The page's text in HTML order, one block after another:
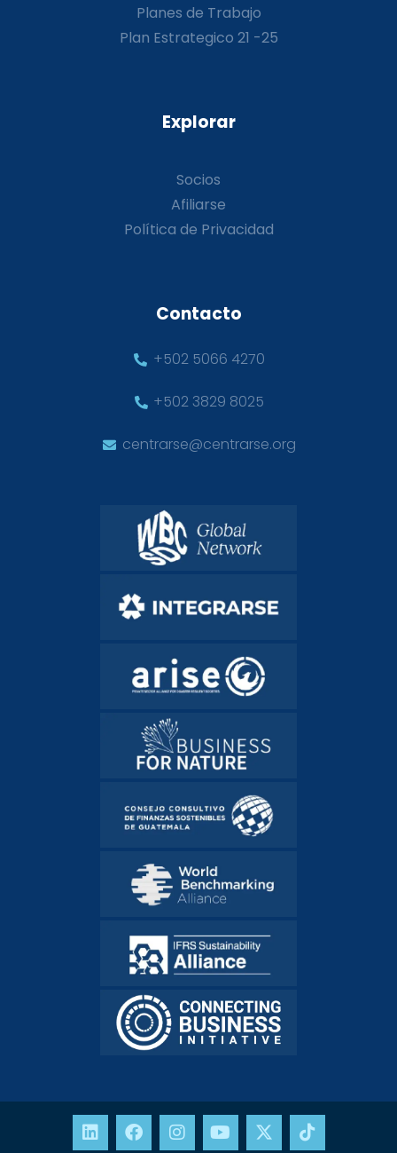
Planes de Trabajo
Plan Estrategico 21 -25
Explorar
Socios
Afiliarse
Política de Privacidad
Contacto
+502 5066 4270
+502 3829 8025
centrarse@centrarse.org